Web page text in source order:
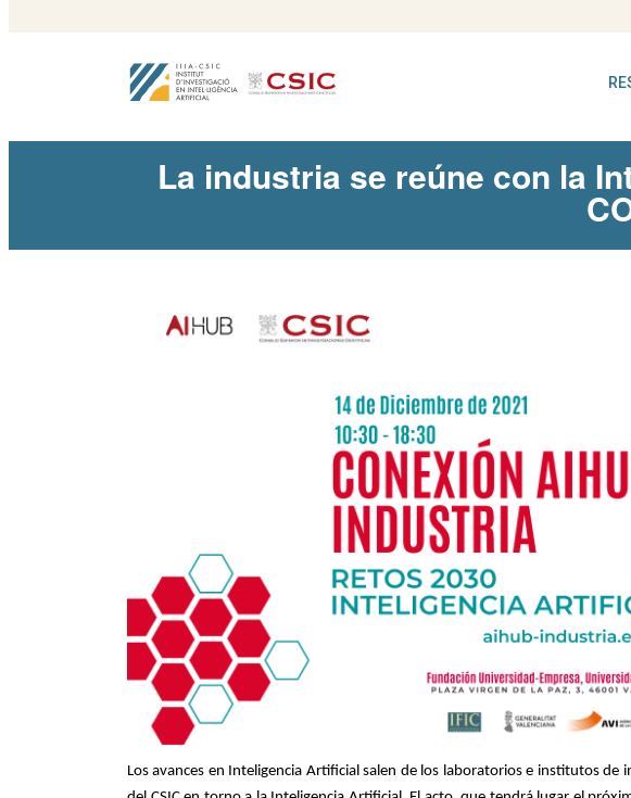
La industria se reúne con la
Los avances en Inteligencia Artificial salen de los laboratorios e institutos de